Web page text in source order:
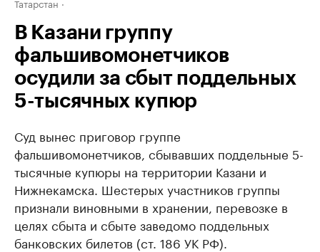
Татарстан
В Казани группу
фальшивомонетчиков
осудили за сбыт поддельных
5-тысячных купюр
Суд вынес приговор группе
фальшивомонетчиков, сбывавших поддельные 5-
тысячные купюры на территории Казани и
Нижнекамска. Шестерых участников группы
признали виновными в хранении, перевозке в
целях сбыта и сбыте заведомо поддельных
банковских билетов (ст. 186 УК РФ).